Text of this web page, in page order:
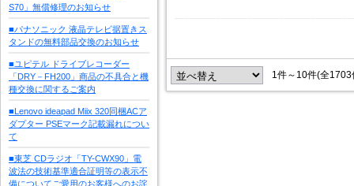
S70」無償修理のお知らせ
■パナソニック 液晶テレビ据置きス
タンドの無料部品交換のお知らせ
■ユピテル ドライブレコーダー
「DRY－FH200」商品の不具合と機
種交換に関するご案内
■Lenovo ideapad Miix 320同梱ACア
ダプター PSEマーク記載漏れについ
て
■東芝 CDラジオ「TY-CWX90」電
波法の技術基準適合証明等の表示不
備についてご愛用のお客様へのお詫
1件～10件(全